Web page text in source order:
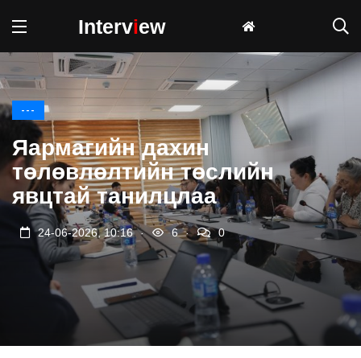
Interview
---
Яармагийн дахин
төлөвлөлтийн төслийн
явцтай танилцлаа
24-06-2026, 10:16 . 6 . 0